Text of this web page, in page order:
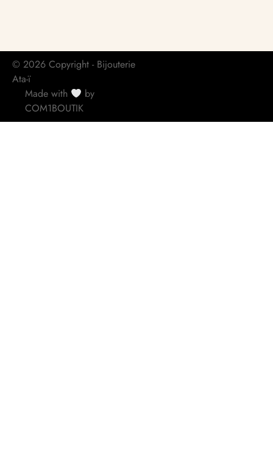
© 2026 Copyright - Bijouterie
Ata-ï
Made with
by
COM1BOUTIK